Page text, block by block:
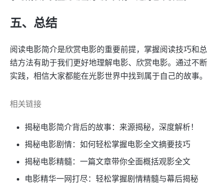
五、总结
阅读电影简介是欣赏电影的重要前提，掌握阅读技巧和总
结方法有助于我们更好地理解电影、欣赏电影。通过不断
实践，相信大家都能在光影世界中找到属于自己的故事。
相关链接
揭秘电影简介背后的故事：来源揭秘，深度解析！
揭秘电影剧情：如何轻松掌握电影全文摘要技巧
揭秘电影精髓：一篇文章带你全面概括观影全文
电影精华一网打尽：轻松掌握剧情精髓与幕后揭秘